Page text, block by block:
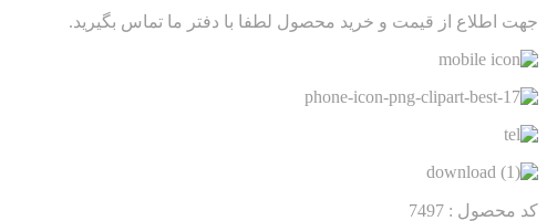
جهت اطلاع از قیمت و خرید محصول لطفا با دفتر ما تماس بگیرید.
کد محصول : 7497